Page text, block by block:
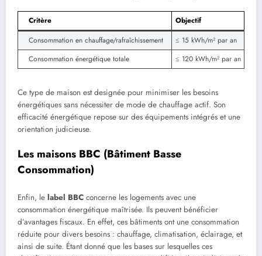
Critère
Objectif
Consommation en chauffage/rafraîchissement
≤ 15 kWh/m² par an
Consommation énergétique totale
≤ 120 kWh/m² par an
Ce type de maison est designée pour minimiser les besoins
énergétiques sans nécessiter de mode de chauffage actif. Son
efficacité énergétique repose sur des équipements intégrés et une
orientation judicieuse.
Les maisons BBC (Bâtiment Basse
Consommation)
Enfin, le label BBC concerne les logements avec une
consommation énergétique maîtrisée. Ils peuvent bénéficier
d’avantages fiscaux. En effet, ces bâtiments ont une consommation
réduite pour divers besoins : chauffage, climatisation, éclairage, et
ainsi de suite. Étant donné que les bases sur lesquelles ces